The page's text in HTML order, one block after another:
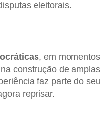
eleitorais.
, em momentos
construção de amplas
faz parte do seu
reprisar.